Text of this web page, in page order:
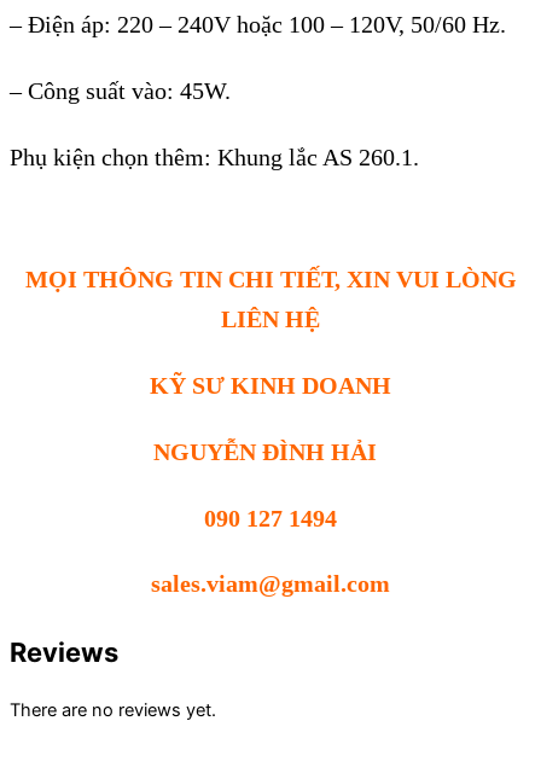
– Điện áp: 220 – 240V hoặc 100 – 120V, 50/60 Hz.
– Công suất vào: 45W.
Phụ kiện chọn thêm: Khung lắc AS 260.1.
MỌI THÔNG TIN CHI TIẾT, XIN VUI LÒNG
LIÊN HỆ
KỸ SƯ KINH DOANH
NGUYỄN ĐÌNH HẢI
090 127 1494
sales.viam@gmail.com
Reviews
There are no reviews yet.